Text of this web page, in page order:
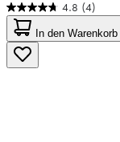
4.8 (4)
4.8
von
5
Sternen.
4
In den Warenkorb